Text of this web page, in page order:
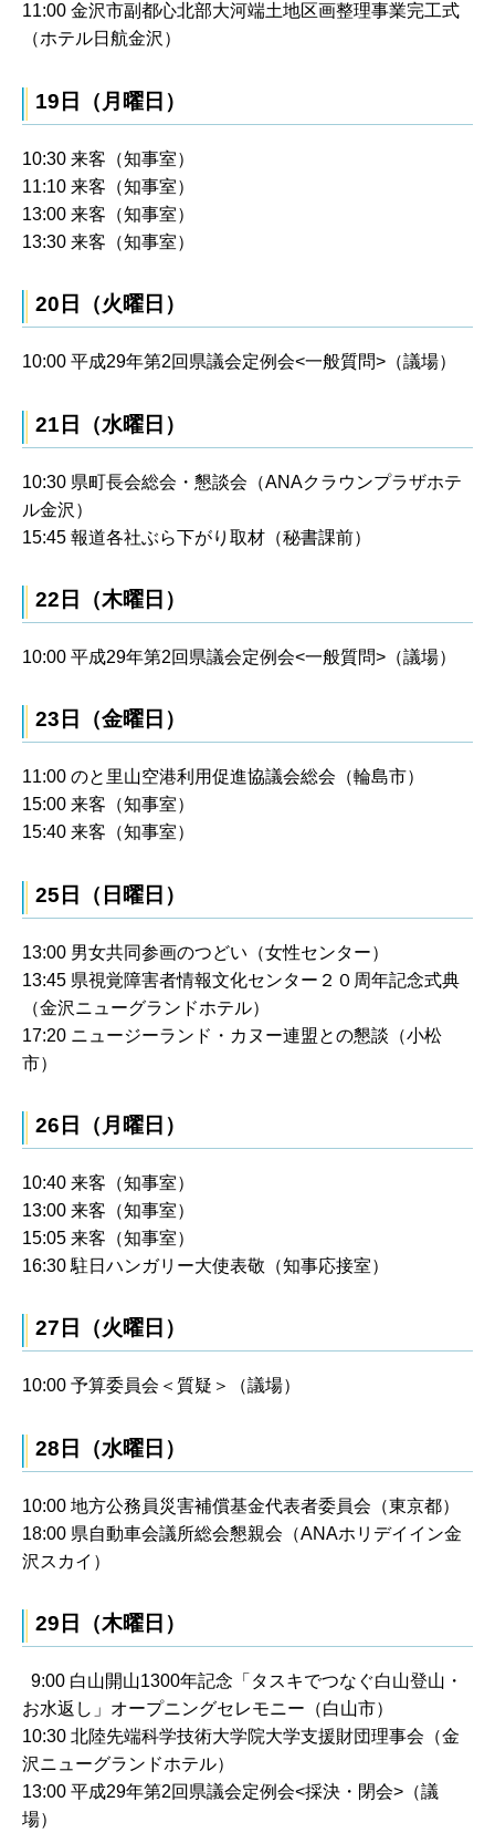
11:00 金沢市副都心北部大河端土地区画整理事業完工式
（ホテル日航金沢）
19日（月曜日）
10:30 来客（知事室）
11:10 来客（知事室）
13:00 来客（知事室）
13:30 来客（知事室）
20日（火曜日）
10:00 平成29年第2回県議会定例会<一般質問>（議場）
21日（水曜日）
10:30 県町長会総会・懇談会（ANAクラウンプラザホテ
ル金沢）
15:45 報道各社ぶら下がり取材（秘書課前）
22日（木曜日）
10:00 平成29年第2回県議会定例会<一般質問>（議場）
23日（金曜日）
11:00 のと里山空港利用促進協議会総会（輪島市）
15:00 来客（知事室）
15:40 来客（知事室）
25日（日曜日）
13:00 男女共同参画のつどい（女性センター）
13:45 県視覚障害者情報文化センター２０周年記念式典
（金沢ニューグランドホテル）
17:20 ニュージーランド・カヌー連盟との懇談（小松
市）
26日（月曜日）
10:40 来客（知事室）
13:00 来客（知事室）
15:05 来客（知事室）
16:30 駐日ハンガリー大使表敬（知事応接室）
27日（火曜日）
10:00 予算委員会＜質疑＞（議場）
28日（水曜日）
10:00 地方公務員災害補償基金代表者委員会（東京都）
18:00 県自動車会議所総会懇親会（ANAホリデイイン金
沢スカイ）
29日（木曜日）
9:00 白山開山1300年記念「タスキでつなぐ白山登山・
お水返し」オープニングセレモニー（白山市）
10:30 北陸先端科学技術大学院大学支援財団理事会（金
沢ニューグランドホテル）
13:00 平成29年第2回県議会定例会<採決・閉会>（議
場）